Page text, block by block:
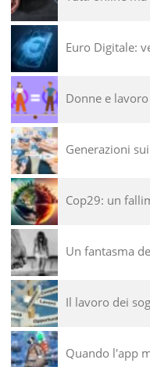
Euro Digitale:
Donne e lavoro
Generazioni
Cop29: un
Un fantasma
Il lavoro dei
Quando l'app